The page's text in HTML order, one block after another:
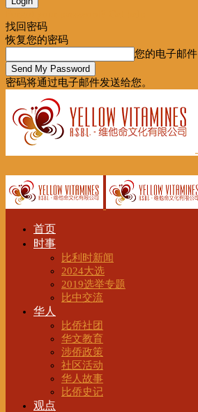
找回密码
恢复您的密码
您的电子邮件
密码将通过电子邮件发送给您。
首页
时事
比利时新闻
2024大选
2019选举专题
比中交流
华人
比侨社团
华文教育
涉侨政策
社区活动
华人故事
比侨史记
观点